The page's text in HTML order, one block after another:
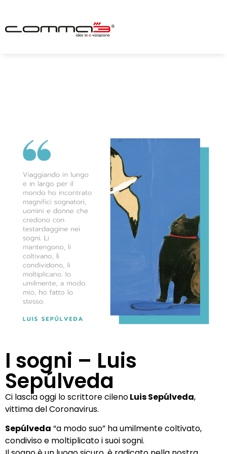
I sogni – Luis
Sepúlveda
Ci lascia oggi lo scrittore cilenoLuis Sepúlveda,
vittima del Coronavirus.
Sepúlveda “a modo suo” ha umilmente coltivato,
condiviso e moltiplicato i suoi sogni.